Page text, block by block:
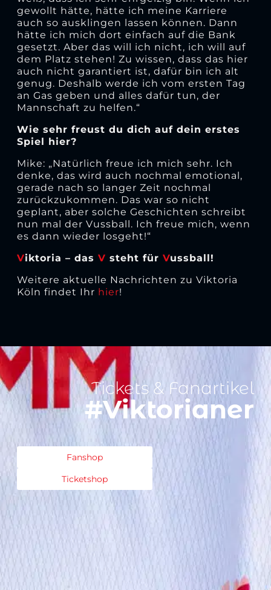
gewollt hätte, hätte ich meine Karriere
auch so ausklingen lassen können. Dann
hätte ich mich dort einfach auf die Bank
gesetzt. Aber das will ich nicht, ich will auf
dem Platz stehen! Zu wissen, dass das hier
auch nicht garantiert ist, dafür bin ich alt
genug. Deshalb werde ich vom ersten Tag
an Gas geben und alles dafür tun, der
Mannschaft zu helfen.“
Wie sehr freust du dich auf dein erstes
Spiel hier?
Mike: „Natürlich freue ich mich sehr. Ich
denke, das wird auch nochmal emotional,
gerade nach so langer Zeit nochmal
zurückzukommen. Das war so nicht
geplant, aber solche Geschichten schreibt
nun mal der Vussball. Ich freue mich, wenn
es dann wieder losgeht!“
Viktoria – das V steht für Vussball!
Weitere aktuelle Nachrichten zu Viktoria
Köln findet Ihr hier!
Tickets & Fanartikel
#Viktorianer
Fanshop
Ticketshop